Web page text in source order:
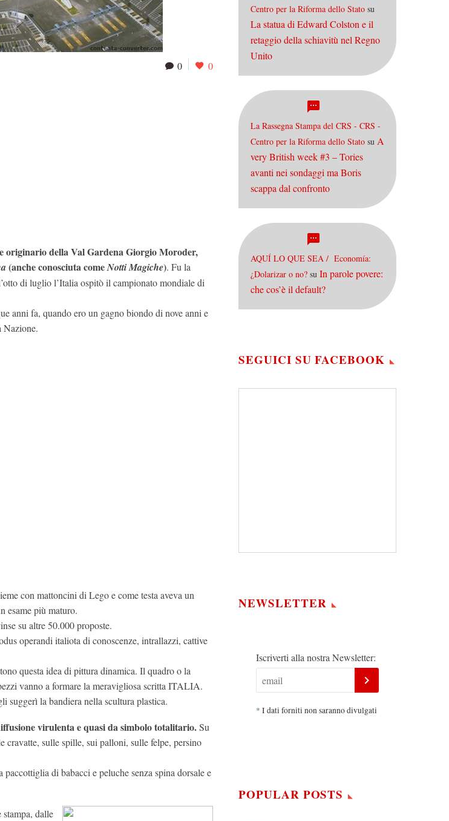
0 0
originario della Val Gardena Giorgio Moroder,
(anche conosciuta comeNotti Magiche). Fu la
di luglio l’Italia ospitò il campionato mondiale di
anni fa, quando ero un gagno biondo di nove anni e
Nazione.
con mattoncini di Lego e come testa aveva un
esame più maturo.
su altre 50.000 proposte.
operandi italiota di conoscenze, intrallazzi, cattive
questa idea di pittura dinamica. Il quadro o la
vanno a formare la meravigliosa scritta ITALIA.
suggerì la bandiera nella scultura plastica.
virulenta e quasi da simbolo totalitario.Su
cravatte, sulle spille, sui palloni, sulle felpe, persino
di babacci e peluche senza spina dorsale e
dalle
Centro per la Riforma dello Stato su
La statua di Edward Colston e il
retaggio della schiavitù nel Regno
Unito
La Rassegna Stampa del CRS - CRS -
Centro per la Riforma dello Stato su A
very British week #3 – Tories
avanti nei sondaggi ma Boris
scappa dal confronto
AQUÍ LO QUE SEA / Economía:
¿Dolarizar o no? su In parole povere:
che cos’è il default?
SEGUICI SU FACEBOOK
NEWSLETTER
Iscriverti alla nostra Newsletter:
* I dati forniti non saranno divulgati
POPULAR POSTS